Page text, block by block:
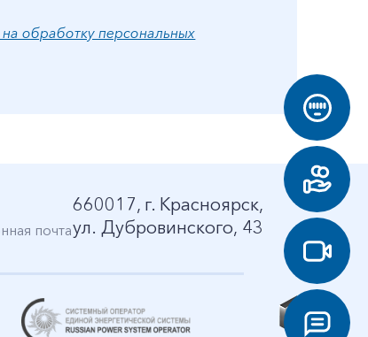
на обработку персональных
почта
660017, г. Красноярск,
ул. Дубровинского, 43